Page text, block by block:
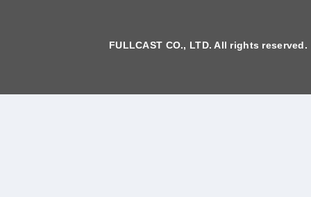
FULLCAST CO., LTD. All rights reserved.